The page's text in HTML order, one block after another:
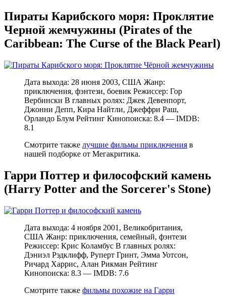
Пираты Карибского моря: Проклятие
Черной жемчужины (Pirates of the
Caribbean: The Curse of the Black Pearl)
Дата выхода: 28 июня 2003, США Жанр:
приключения, фэнтези, боевик Режиссер: Гор
Вербински В главных ролях: Джек Девенпорт,
Джонни Депп, Кира Найтли, Джеффри Раш,
Орландо Блум Рейтинг Кинопоиска: 8.4 — IMDB:
8.1
Смотрите также лучшие фильмы приключения в
нашей подборке от Мегакритика.
Гарри Поттер и философский камень
(Harry Potter and the Sorcerer's Stone)
Дата выхода: 4 ноября 2001, Великобритания,
США Жанр: приключения, семейный, фэнтези
Режиссер: Крис Коламбус В главных ролях:
Дэниэл Рэдклифф, Руперт Гринт, Эмма Уотсон,
Ричард Харрис, Алан Рикман Рейтинг
Кинопоиска: 8.3 — IMDB: 7.6
Смотрите также фильмы похожие на Гарри